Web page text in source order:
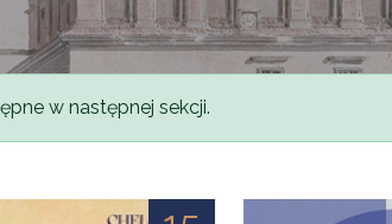
w następnej sekcji.